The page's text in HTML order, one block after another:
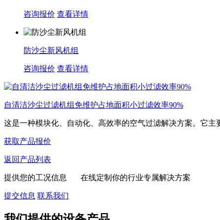
咨询报价 查看详情
防沙尘新风机组
咨询报价 查看详情
自清洁沙尘过滤机组免维护占地面积小过滤效率90%
这是一种模块化、自动化、高效率的空气过滤解决方案。它主
获取产品报价
返回产品列表
提供您的工况信息 在线定制你的行业专属解决方案
提交信息 联系我们